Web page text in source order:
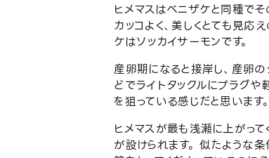
ヒメマスはベニザケと同種で
カッコよく、美しくとても見応
ケはソッカイサーモンです。
産卵期になると接岸し、産卵
どでライトタックルにプラグ
を狙っている感じだと思います。
ヒメマスが最も浅瀬に上がっ
が設けられます。 似たような